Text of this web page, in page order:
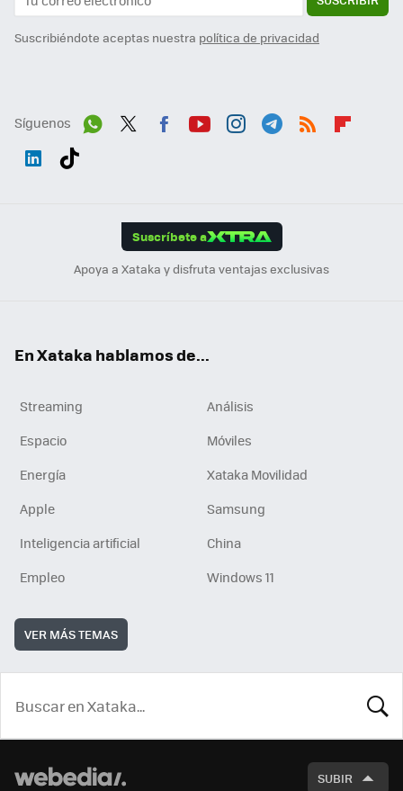
Suscribiéndote aceptas nuestra política de privacidad
Síguenos
Suscríbete a
Apoya a Xataka y disfruta ventajas exclusivas
En Xataka hablamos de...
Streaming
Análisis
Espacio
Móviles
Energía
Xataka Movilidad
Apple
Samsung
Inteligencia artificial
China
Empleo
Windows 11
VER MÁS TEMAS
SUBIR